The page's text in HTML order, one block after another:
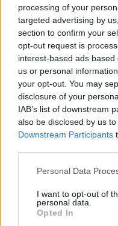
processing of your
targeted advertising by
section to confirm your
opt-out request is
interest-based ads
us or personal
your opt-out. You may
disclosure of your
IAB’s list of downstream
also be disclosed by us
Downstream Participants
Personal Data
I want to opt-out of
personal data.
Opted In
ΥΠΗΡΕΣΊΕΣ ΥΓΕΊΑΣ